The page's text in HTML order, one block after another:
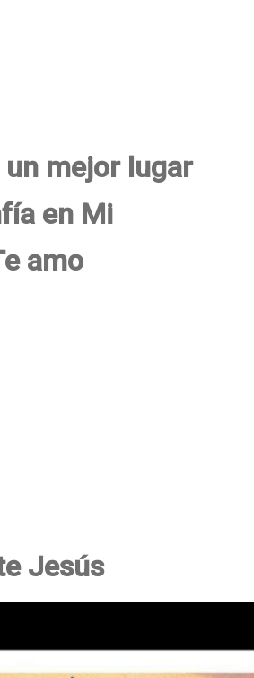
un mejor lugar
en Mi
amo
Jesús